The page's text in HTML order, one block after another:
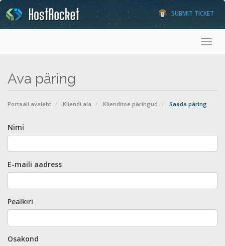
SUBMIT TICKET
Ava päring
Portaali avaleht Kliendi ala Klienditoe päringud Saada päring
Nimi
E-maili aadress
Pealkiri
Osakond